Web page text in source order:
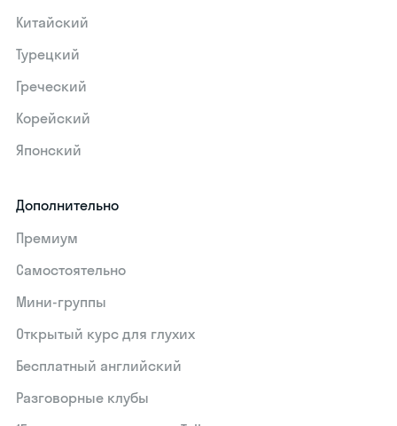
Китайский
Турецкий
Греческий
Корейский
Японский
Дополнительно
Премиум
Самостоятельно
Мини-группы
Открытый курс для глухих
Бесплатный английский
Разговорные клубы